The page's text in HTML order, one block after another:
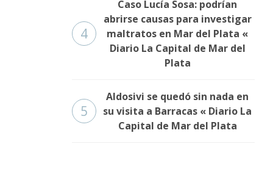
4
Caso Lucía Sosa: podrían
abrirse causas para investigar
maltratos en Mar del Plata «
Diario La Capital de Mar del
Plata
5
Aldosivi se quedó sin nada en
su visita a Barracas « Diario La
Capital de Mar del Plata